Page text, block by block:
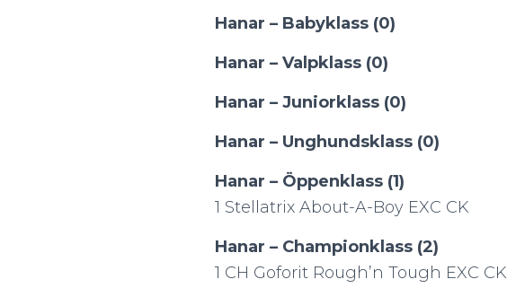
Hanar – Babyklass (0)
Hanar – Valpklass (0)
Hanar – Juniorklass (0)
Hanar – Unghundsklass (0)
Hanar – Öppenklass (1)
1 Stellatrix About-A-Boy EXC CK
Hanar – Championklass (2)
1 CH Goforit Rough’n Tough EXC CK